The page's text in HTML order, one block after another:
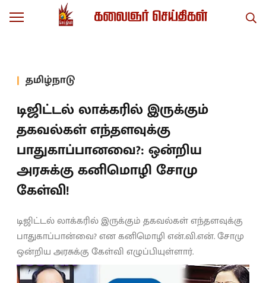
தமிழ்நாடு
டிஜிட்டல் லாக்கரில் இருக்கும்
தகவல்கள் எந்தளவுக்கு
பாதுகாப்பானவை?: ஒன்றிய
அரசுக்கு கனிமொழி சோமு
கேள்வி!
டிஜிட்டல் லாக்கரில் இருக்கும் தகவல்கள் எந்தளவுக்கு
பாதுகாப்பான்வை? என கனிமொழி என்.வி.என். சோமு
ஒன்றிய அரசுக்கு கேள்வி எழுப்பியுள்ளார்.